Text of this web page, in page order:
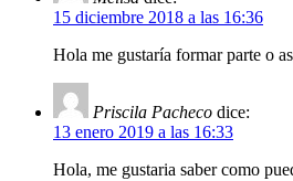
15 diciembre 2018 a las 16:36
Hola me gustaría formar parte o
Priscila Pacheco dice:
13 enero 2019 a las 16:33
Hola, me gustaria saber como